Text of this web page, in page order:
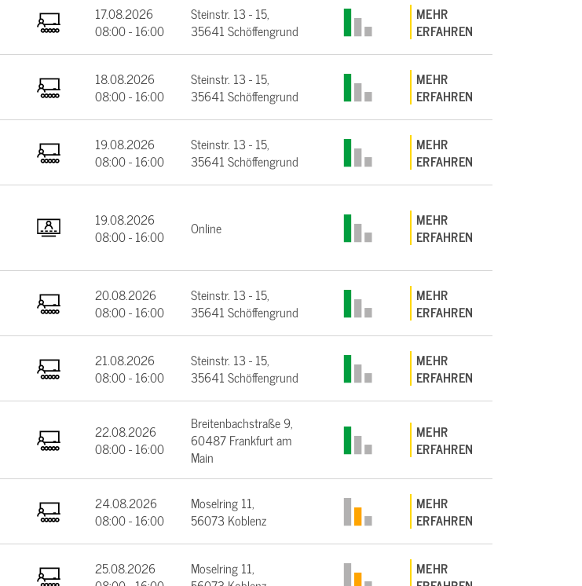
17.08.2026
08:00 - 16:00
Steinstr. 13 - 15,
35641 Schöffengrund
MEHR
ERFAHREN
18.08.2026
08:00 - 16:00
Steinstr. 13 - 15,
35641 Schöffengrund
MEHR
ERFAHREN
19.08.2026
08:00 - 16:00
Steinstr. 13 - 15,
35641 Schöffengrund
MEHR
ERFAHREN
19.08.2026
08:00 - 16:00
Online
MEHR
ERFAHREN
20.08.2026
08:00 - 16:00
Steinstr. 13 - 15,
35641 Schöffengrund
MEHR
ERFAHREN
21.08.2026
08:00 - 16:00
Steinstr. 13 - 15,
35641 Schöffengrund
MEHR
ERFAHREN
22.08.2026
08:00 - 16:00
Breitenbachstraße 9,
60487 Frankfurt am
Main
MEHR
ERFAHREN
24.08.2026
08:00 - 16:00
Moselring 11,
56073 Koblenz
MEHR
ERFAHREN
25.08.2026
Moselring 11,
MEHR